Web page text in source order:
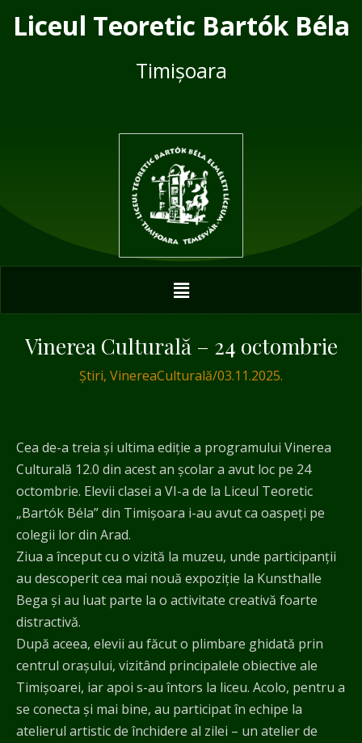
Liceul Teoretic Bartók Béla
Timișoara
Menu
Vinerea Culturală – 24 octombrie
Știri, VinereaCulturală/03.11.2025.
Cea de-a treia și ultima ediție a programului Vinerea
Culturală 12.0 din acest an școlar a avut loc pe 24
octombrie. Elevii clasei a VI-a de la Liceul Teoretic
„Bartók Béla” din Timișoara i-au avut ca oaspeți pe
colegii lor din Arad.
Ziua a început cu o vizită la muzeu, unde participanții
au descoperit cea mai nouă expoziție la Kunsthalle
Bega și au luat parte la o activitate creativă foarte
distractivă.
După aceea, elevii au făcut o plimbare ghidată prin
centrul orașului, vizitând principalele obiective ale
Timișoarei, iar apoi s-au întors la liceu. Acolo, pentru a
se conecta şi mai bine, au participat în echipe la
atelierul artistic de închidere al zilei – un atelier de
navigation